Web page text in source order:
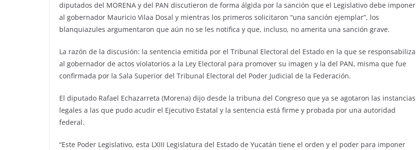
diputados del MORENA y del PAN discutieron de forma álgida por la sanción que el Legislativo debe imponer
al gobernador Mauricio Vilaa Dosal y mientras los primeros solicitaron “una sanción ejemplar”, los
blanquiazules argumentaron que aún no se les notifica y que, incluso, no amerita una sanción grave.
La razón de la discusión: la sentencia emitida por el Tribunal Electoral del Estado en la que se responsabiliza
al gobernador de actos violatorios a la Ley Electoral para promover su imagen y la del PAN, misma que fue
confirmada por la Sala Superior del Tribunal Electoral del Poder Judicial de la Federación.
El diputado Rafael Echazarreta (Morena) dijo desde la tribuna del Congreso que ya se agotaron las instancias
legales a las que pudo acudir el Ejecutivo Estatal y la sentencia está firme y probada por una autoridad
federal.
“Este Poder Legislativo, esta LXIII Legislatura del Estado de Yucatán tiene el orden y el poder para imponer